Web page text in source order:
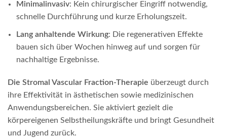
Minimalinvasiv: Kein chirurgischer Eingriff notwendig,
schnelle Durchführung und kurze Erholungszeit.
Lang anhaltende Wirkung: Die regenerativen Effekte
bauen sich über Wochen hinweg auf und sorgen für
nachhaltige Ergebnisse.
Die Stromal Vascular Fraction-Therapie überzeugt durch
ihre Effektivität in ästhetischen sowie medizinischen
Anwendungsbereichen. Sie aktiviert gezielt die
körpereigenen Selbstheilungskräfte und bringt Gesundheit
und Jugend zurück.